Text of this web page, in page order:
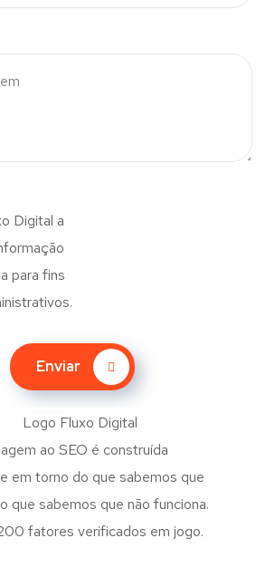
Digital a
para fins
Enviar
ao SEO é construída
em torno do que sabemos que
que sabemos que não funciona.
fatores verificados em jogo.